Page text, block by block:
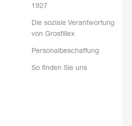
1927
Die soziale Verantwortung
von Grosfillex
Personalbeschaffung
So finden Sie uns